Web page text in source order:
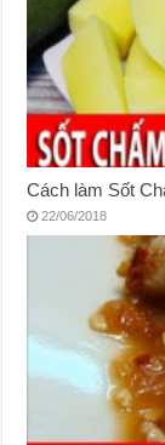
Cách làm Sốt
22/06/2018